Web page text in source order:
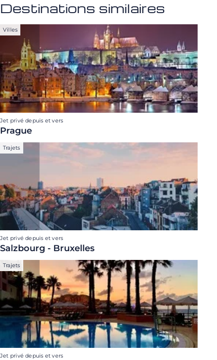
Destinations similaires
Villes
Jet privé depuis et vers
Prague
Trajets
Jet privé depuis et vers
Salzbourg - Bruxelles
Trajets
Jet privé depuis et vers